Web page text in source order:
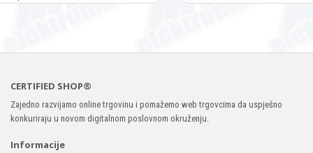
CERTIFIED SHOP®
Zajedno razvijamo online trgovinu i pomažemo web trgovcima da uspješno
konkuriraju u novom digitalnom poslovnom okruženju.
Informacije